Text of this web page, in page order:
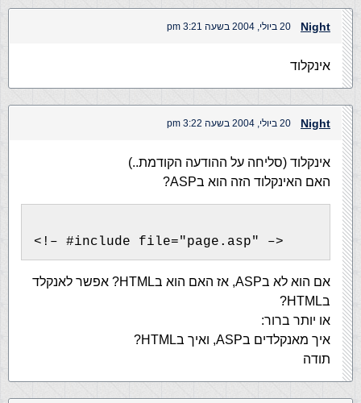
Night 20 ביולי, 2004 בשעה 3:21 pm
אינקלוד
Night 20 ביולי, 2004 בשעה 3:22 pm
אינקלוד (סליחה על ההודעה הקודמת..)
האם האינקלוד הזה הוא בASP?
<!– #include file="page.asp" –>
אם הוא לא בASP, אז האם הוא בHTML? אפשר לאנקלד
בHTML?
או יותר ברור:
איך מאנקלדים בASP, ואיך בHTML?
תודה